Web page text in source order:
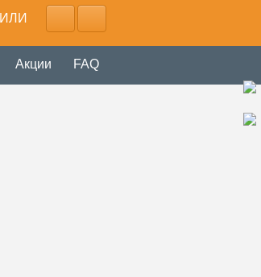
ИЛИ
Акции FAQ